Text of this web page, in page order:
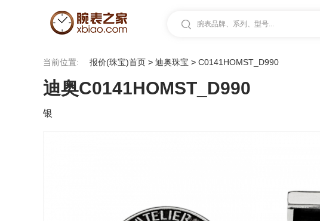
腕表品牌、系列、型号...
当前位置: 报价(珠宝)首页 > 迪奥珠宝 > C0141HOMST_D990
迪奥C0141HOMST_D990
银